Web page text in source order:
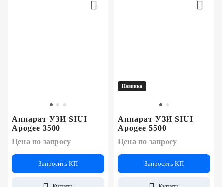
Аппарат УЗИ SIUI
Apogee 3500
Цена по запросу
Запросить КП
Новинка
Аппарат УЗИ SIUI
Apogee 5500
Цена по запросу
Запросить КП